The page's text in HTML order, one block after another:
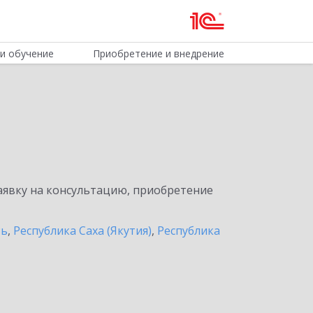
обучение Приобретение и внедрение
на консультацию, приобретение
, Республика Саха (Якутия), Республика